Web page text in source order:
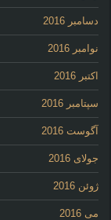
دسامبر 2016
نوامبر 2016
اکتبر 2016
سپتامبر 2016
آگوست 2016
جولای 2016
ژوئن 2016
می 2016